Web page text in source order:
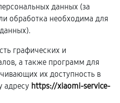
данных (за
обработка необходима для
графических и
а также программ для
их доступность в
адресу https://xiaomi-service-